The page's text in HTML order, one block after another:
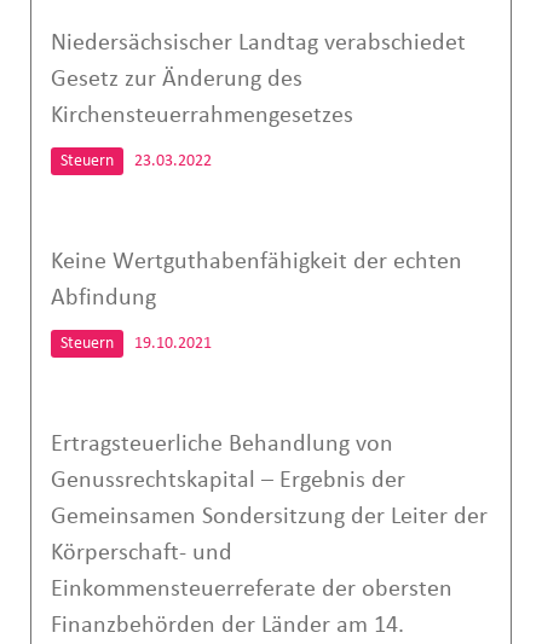
Niedersächsischer Landtag verabschiedet
Gesetz zur Änderung des
Kirchensteuerrahmengesetzes
Steuern 23.03.2022
Keine Wertguthabenfähigkeit der echten
Abfindung
Steuern 19.10.2021
Ertragsteuerliche Behandlung von
Genussrechtskapital – Ergebnis der
Gemeinsamen Sondersitzung der Leiter der
Körperschaft- und
Einkommensteuerreferate der obersten
Finanzbehörden der Länder am 14.